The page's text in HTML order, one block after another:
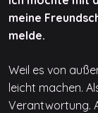
meine
melde.
Weil es von
leicht machen.
Verantwortung.